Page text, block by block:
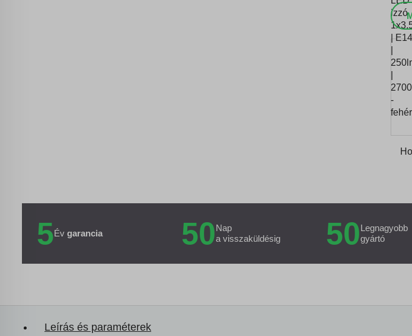
5Év garancia 50Nap
a visszaküldésig
50Legnagyobb
gyártó
Leírás és paraméterek